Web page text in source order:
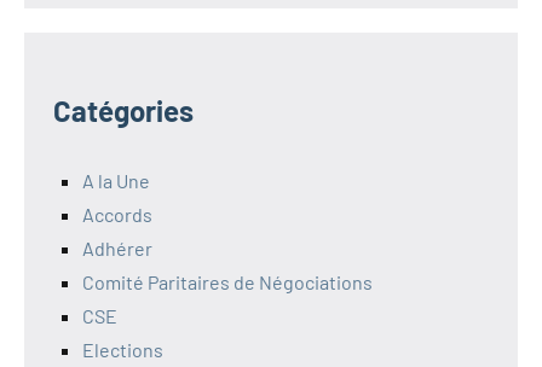
Catégories
A la Une
Accords
Adhérer
Comité Paritaires de Négociations
CSE
Elections